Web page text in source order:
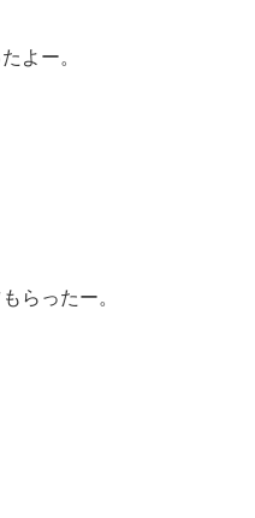
よー。
らったー。